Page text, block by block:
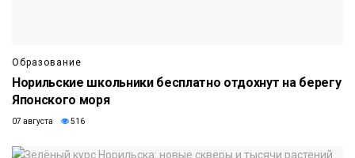
Образование
Норильские школьники бесплатно отдохнут на берегу
Японского моря
07 августа 516